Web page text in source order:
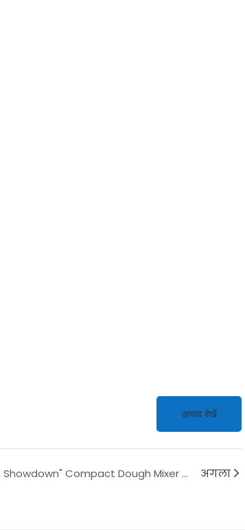
उत्पाद देखें
"HAUTUBER Showdown" Compact Dough Mixer Comparison: Features, Capacity <000000> Size Breakdown! अगला